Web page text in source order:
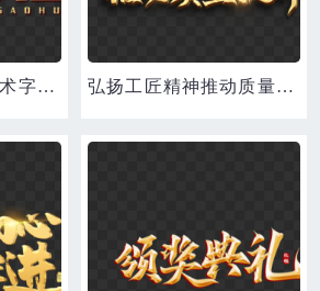
北京冬奥会金色艺术字设计 弘扬工匠精神推动质量提升金色艺术字设计